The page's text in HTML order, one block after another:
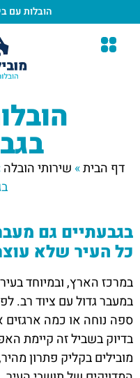
הובלות עם
דף הבית» שירותי הובלה
בגבעתיים גם
כל העיר שלא
במרכז הארץ, ובמיוחד
במעבר גדול עם ציוד רב.
ספה נוחה או כמה ארגזים
בדיוק בשביל זה קיימת
מובילים בקליק פתרון